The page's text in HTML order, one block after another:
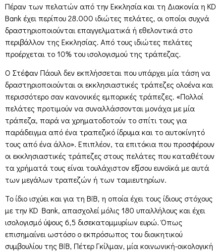
Πέραν των πελατών από την Εκκλησία και τη Διακονία η KD
Bank έχει περίπου 28.000 ιδιώτες πελάτες, οι οποίοι συχνά
δραστηριοποιούνται επαγγελματικά ή εθελοντικά στο
περιβάλλον της Εκκλησίας. Από τους ιδιώτες πελάτες
προέρχεται το 10% του ισολογισμού της τράπεζας.
Ο Στέφαν Πάουλ δεν εκπλήσσεται που υπάρχει μία τάση να
δραστηριοποιούνται οι εκκλησιαστικές τράπεζες ολοένα και
περισσότερο σαν κανονικές εμπορικές τράπεζες. «Πολλοί
πελάτες προτιμούν να συναλλάσσονται μονάχα με μία
τράπεζα, παρά να χρηματοδοτούν το σπίτι τους για
παράδειγμα από ένα τραπεζικό ίδρυμα και το αυτοκίνητό
τους από ένα άλλο». Επιπλέον, τα επιτόκια που προσφέρουν
οι εκκλησιαστικές τράπεζες στους πελάτες που καταθέτουν
τα χρήματά τους είναι τουλάχιστον εξίσου ευνοϊκά με αυτά
των μεγάλων τραπεζών ή των ταμιευτηρίων.
Το ίδιο ισχύει και για τη BiB, η οποία έχει τους ίδιους στόχους
με την KD Bank, απασχολεί μόλις 180 υπαλλήλους και έχει
ισολογισμό ύψους 6,5 δισεκατομμυρίων ευρώ. Όπως
επισημαίνει ωστόσο ο εκπρόσωπος του διοικητικού
συμβουλίου της BiB, Πέτερ Γκίλμαν, μία κοινωνική-οικολογική